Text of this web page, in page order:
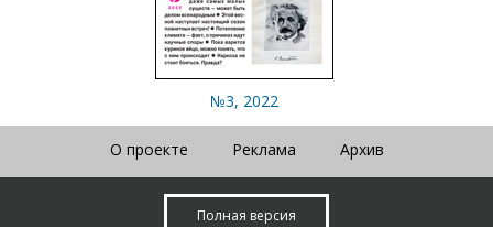
№3, 2022
О проекте Реклама Архив
Полная версия